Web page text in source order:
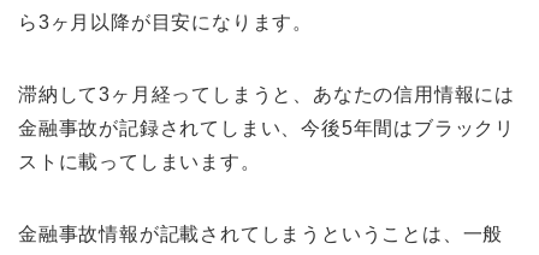
ら3ヶ月以降が目安になります。
滞納して3ヶ月経ってしまうと、あなたの信用情報には
金融事故が記録されてしまい、今後5年間はブラックリ
ストに載ってしまいます。
金融事故情報が記載されてしまうということは、一般